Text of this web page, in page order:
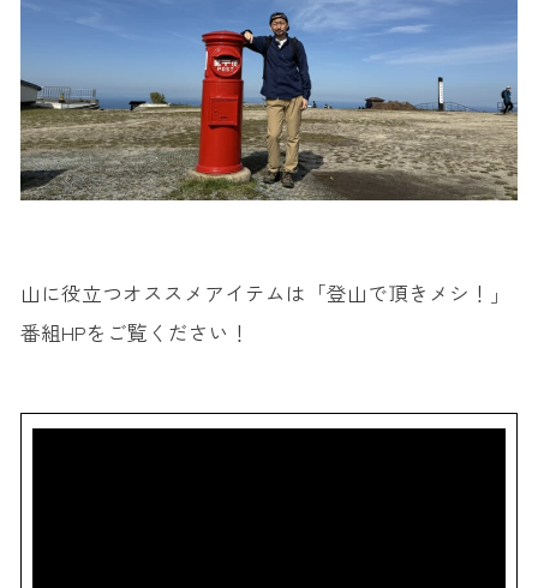
山に役立つオススメアイテムは「登山で頂きメシ！」
番組HPをご覧ください！